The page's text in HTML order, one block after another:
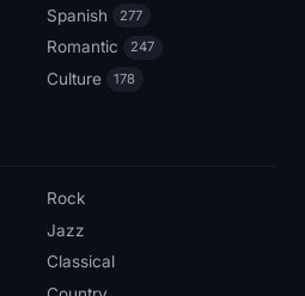
Spanish 277
Romantic 247
Culture 178
Rock
Jazz
Classical